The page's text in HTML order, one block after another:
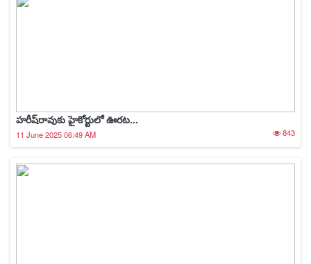
హరీష్‌రావుకు హైకోర్టులో ఊరట...
11 June 2025 06:49 AM 843